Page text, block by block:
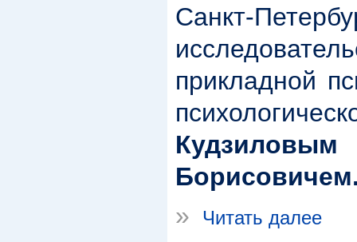
Санкт-
прикладной
»
Читать далее